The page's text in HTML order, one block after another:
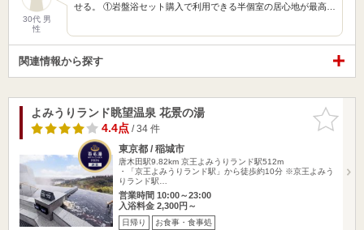
30代 男
性
せる。 ①岩盤浴セット購入で利用できる半個室の居心地が最高…
関連情報から探す
お気に入
りに追加
よみうりランド眺望温泉 花景の湯
4.4点/ 34 件
東京都 / 稲城市
唐木田駅9.82km 京王よみうりランド駅512m
・「京王よみうりランド駅」から徒歩約10分 ※京王よみう
りランド駅…
営業時間 10:00～23:00
入浴料金 2,300円～
日帰り お食事・食事処